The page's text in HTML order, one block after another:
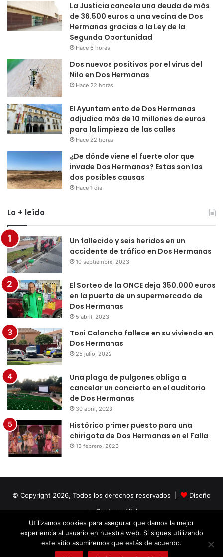
La Justicia cancela una deuda de más
de 36.500 euros a una vecina de Dos
Hermanas gracias a la Ley de la
Segunda Oportunidad
Hace 6 horas
Dos nuevos positivos por el virus del
Nilo en Dos Hermanas
Hace 22 horas
El Ayuntamiento de Dos Hermanas
adjudica más de 10 millones de euros
para la limpieza de las calles
Hace 22 horas
¿De dónde viene el fuerte olor que
invade Dos Hermanas? Estas son las
dos posibles causas
Hace 1 día
Lo + leído
Un fallecido y seis heridos en un
accidente de tráfico en Dos Hermanas
10 septiembre, 2023
El Sorteo de la ONCE deja 350.000 euros
en la puerta de un supermercado de
Dos Hermanas
5 abril, 2023
Toni Calancha fallece en su vivienda en
Dos Hermanas
25 julio, 2022
Una plaga de pulgones obliga a
cancelar un concierto en el auditorio
de Dos Hermanas
30 abril, 2023
Histórico primer puesto para una
chirigota de Dos Hermanas en el Falla
13 febrero, 2023
© Copyright 2026, Todos los derechos reservados |
Diseño
por Doctores Web
Facebook
TwitterLinkedInYouTubeInstagram
Utilizamos cookies para asegurar que damos la mejor
experiencia al usuario en nuestra web. Si sigues utilizando
este sitio asumiremos que estás de acuerdo.